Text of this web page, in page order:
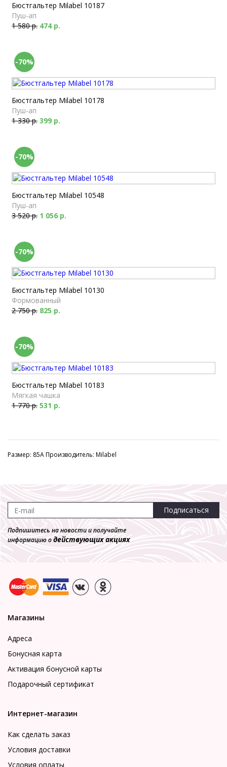
Бюстгальтер Milabel 10187
Пуш-ап
1 580 р. 474 р.
-70%
Бюстгальтер Milabel 10178
Пуш-ап
1 330 р. 399 р.
-70%
Бюстгальтер Milabel 10548
Пуш-ап
3 520 р. 1 056 р.
-70%
Бюстгальтер Milabel 10130
Формованный
2 750 р. 825 р.
-70%
Бюстгальтер Milabel 10183
Мягкая чашка
1 770 р. 531 р.
Размер: 85A Производитель: Milabel
Подписаться
Подпишитесь на новости и получайте
информацию одействующих акциях
Магазины
Адреса
Бонусная карта
Активация бонусной карты
Подарочный сертификат
Интернет-магазин
Как сделать заказ
Условия доставки
Условия оплаты